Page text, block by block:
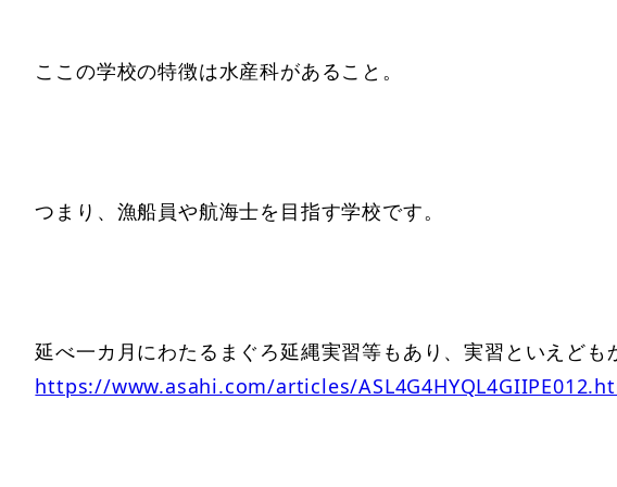
ここの学校の特徴は水産科があること。
つまり、漁船員や航海士を目指す学校です。
延べ一カ月にわたるまぐろ延縄実習等もあり、実習といえども
https://www.asahi.com/articles/